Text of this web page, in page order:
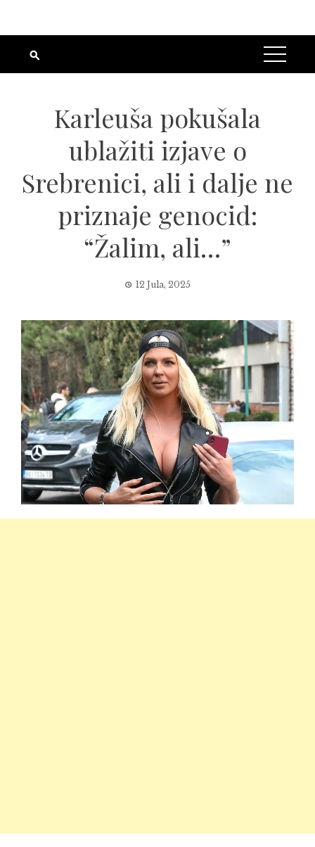
Karleuša pokušala
ublažiti izjave o
Srebrenici, ali i dalje ne
priznaje genocid:
“Žalim, ali…”
12 Jula, 2025